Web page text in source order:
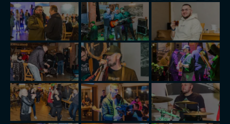
w przypadku rezerwacji usług typu: nocleg, czartery,
itp). Więcej informacji o zasadach i funkcjonalności
serwisu w
Regulaminie Serwisu
Administratorem Twoich danych jest: Agencja
Reklamowa Kreacja Monika Borkowska, z siedzibą ul.
Wiejska 17, 11-500 Giżycko. Możesz z nami
skontaktować się za pośrednictwem tej
strony
W każdej chwili możesz: zażądać dostępu do swoich
danych, zażądać ich poprawienia lub usunięcia,
zabronić ich przetwarzania. Pamiętaj jednak, że nie